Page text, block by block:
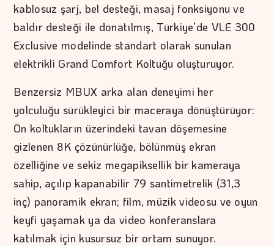
kablosuz şarj, bel desteği, masaj fonksiyonu ve
baldır desteği ile donatılmış, Türkiye’de VLE 300
Exclusive modelinde standart olarak sunulan
elektrikli Grand Comfort Koltuğu oluşturuyor.
Benzersiz MBUX arka alan deneyimi her
yolculuğu sürükleyici bir maceraya dönüştürüyor:
Ön koltukların üzerindeki tavan döşemesine
gizlenen 8K çözünürlüğe, bölünmüş ekran
özelliğine ve sekiz megapiksellik bir kameraya
sahip, açılıp kapanabilir 79 santimetrelik (31,3
inç) panoramik ekran; film, müzik videosu ve oyun
keyfi yaşamak ya da video konferanslara
katılmak için kusursuz bir ortam sunuyor.